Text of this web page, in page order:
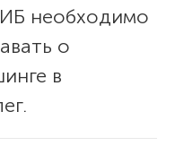
необходимо
о
в